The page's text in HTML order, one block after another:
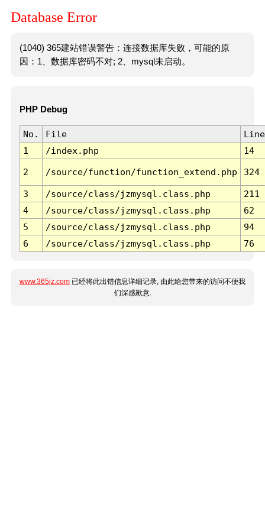
Database Error
(1040) 365建站错误警告：连接数据库失败，可能的原
因：1、数据库密码不对; 2、mysql未启动。
PHP Debug
No. File
Line
1
/index.php 14
2 /source/function/function_extend.php 324
3 /source/class/jzmysql.class.php
211
4
/source/class/jzmysql.class.php
62
5
/source/class/jzmysql.class.php
94
6
/source/class/jzmysql.class.php 76
www.365jz.com 已经将此出错信息详细记录, 由此给您带来的访问不便我
们深感歉意.